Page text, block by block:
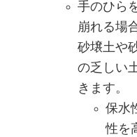
手のひら
崩れる場
砂壌土や
の乏しい
きます。
保水
性を